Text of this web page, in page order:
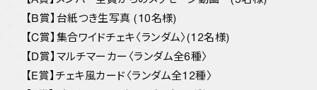
【B賞】台紙つき生写真 (10名様)
【C賞】集合ワイドチェキ〈ランダム〉(12名様)
【D賞】マルチマーカー〈ランダム全6種〉
【E賞】チェキ風カード〈ランダム全12種〉